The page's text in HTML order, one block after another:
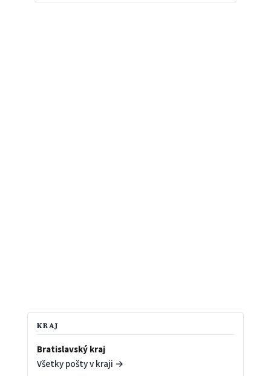
KRAJ
Bratislavský kraj
Všetky pošty v kraji →